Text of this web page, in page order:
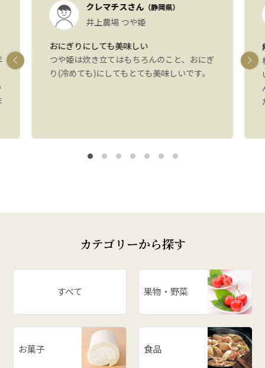
クレマチスさん（静岡県）
井上農場 つや姫
おにぎりにしても美味しい
つや姫は炊き立てはもちろんのこと、おにぎ
り(冷めても)にしてもとても美味しいです。
カテゴリーから探す
すべて 果物・野菜
お菓子 食品